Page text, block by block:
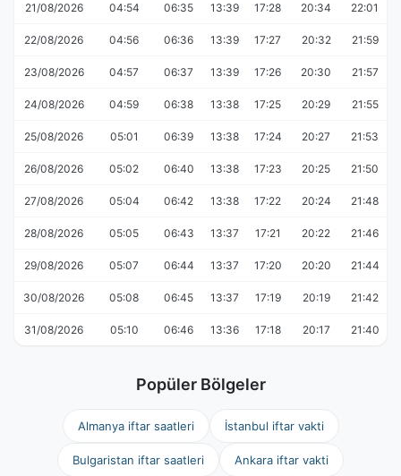
21/08/2026 04:54 06:35 13:39 17:28 20:34 22:01
22/08/2026 04:56 06:36 13:39 17:27 20:32 21:59
23/08/2026 04:57 06:37 13:39 17:26 20:30 21:57
24/08/2026 04:59 06:38 13:38 17:25 20:29 21:55
25/08/2026 05:01 06:39 13:38 17:24 20:27 21:53
26/08/2026 05:02 06:40 13:38 17:23 20:25 21:50
27/08/2026 05:04 06:42 13:38 17:22 20:24 21:48
28/08/2026 05:05 06:43 13:37 17:21 20:22 21:46
29/08/2026 05:07 06:44 13:37 17:20 20:20 21:44
30/08/2026 05:08 06:45 13:37 17:19 20:19 21:42
31/08/2026 05:10 06:46 13:36 17:18 20:17 21:40
Popüler Bölgeler
Almanya iftar saatleri İstanbul iftar vakti
Bulgaristan iftar saatleri Ankara iftar vakti